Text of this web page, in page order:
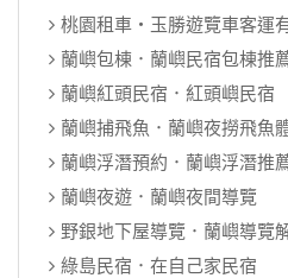
桃園租車‧玉勝遊覽車客運
蘭嶼包棟．蘭嶼民宿包棟推
蘭嶼紅頭民宿．紅頭嶼民宿
蘭嶼捕飛魚．蘭嶼夜撈飛魚
蘭嶼浮潛預約．蘭嶼浮潛推
蘭嶼夜遊．蘭嶼夜間導覽
野銀地下屋導覽．蘭嶼導覽
綠島民宿．在自己家民宿